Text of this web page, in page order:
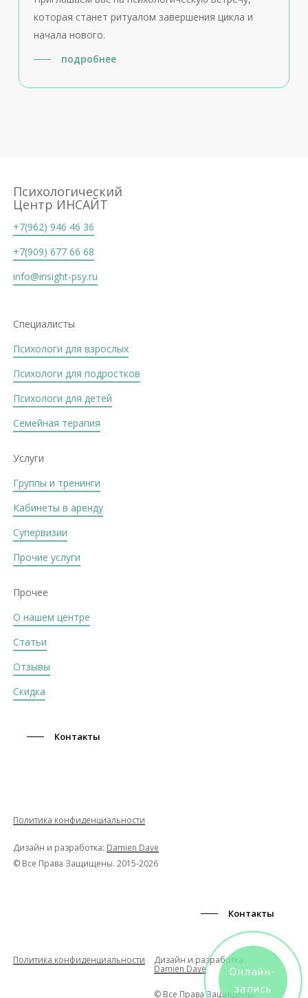
которая станет ритуалом завершения цикла и
начала нового.
подробнее
Психологический
Центр ИНСАЙТ
+7(962) 946 46 36
+7(909) 677 66 68
info@insight-psy.ru
Специалисты
Психологи для взрослых
Психологи для подростков
Психологи для детей
Семейная терапия
Услуги
Группы и тренинги
Кабинеты в аренду
Супервизии
Прочие услуги
Прочее
О нашем центре
Статьи
Отзывы
Скидка
Дизайн и разработка: Damien Daye
© Все Права Защищены. 2015-2026
Политика конфиденциальности
Контакты
Контакты
Политика конфиденциальности Дизайн и разработка:
Damien Daye
© Все Права Защищены.
Онлайн-
запись